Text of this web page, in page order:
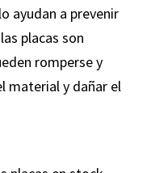
ayudan a prevenir
placas son
romperse y
material y dañar el